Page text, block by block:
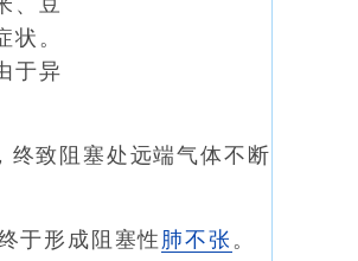
、豆
状。
于异
致阻塞处远端气体不断
于形成阻塞性 肺不张 。